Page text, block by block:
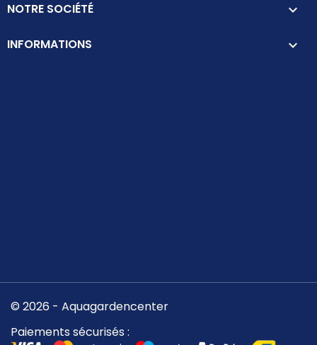
NOTRE SOCIÉTÉ 
INFORMATIONS keyboard_arrow_down
© 2026 - Aquagardencenter
Paiements sécurisés :